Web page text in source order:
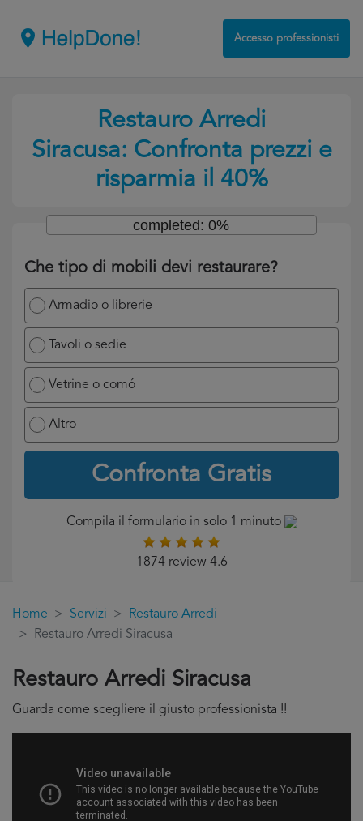
Accesso professionisti
Restauro Arredi
Siracusa: Confronta prezzi e
risparmia il 40%
Che tipo di mobili devi restaurare?
Armadio o librerie
Tavoli o sedie
Vetrine o comó
Altro
Confronta Gratis
completed: 0%
Compila il formulario in solo 1 minuto
1874 review 4.6
Home Servizi
Restauro Arredi
Restauro Arredi Siracusa
Restauro Arredi Siracusa
Guarda come scegliere il giusto professionista !!